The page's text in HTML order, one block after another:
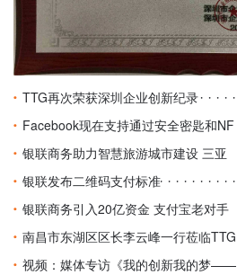
TTG再次荣获深圳企业创新纪录
Facebook现在支持通过安全密匙和NF
C登录
银联商务助力智慧旅游城市建设 三亚
天涯海角可智能刷闸入园
银联发布二维码支付标准
银联商务引入20亿资金 支付宝老对手
要上市？
南昌市东湖区区长李云峰一行莅临TTG
参观考察
视频：媒体专访《我的创新我的梦——